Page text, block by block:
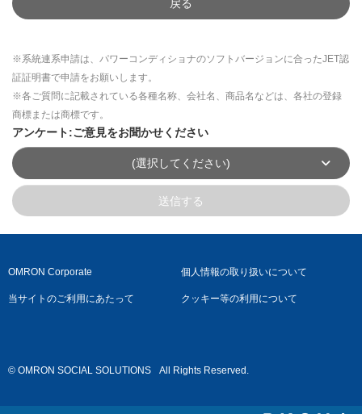
戻る
※系統連系申請は、パワーコンディショナのソフトバージョンに合ったJET認
証証明書で申請をお願いします。
※各ご質問に記載されている各種名称、会社名、商品名などは、各社の登録
商標または商標です。
アンケート:ご意見をお聞かせください
(選択してください)
送信する
OMRON Corporate 個人情報の取り扱いについて
当サイトのご利用にあたって クッキー等の利用について
© OMRON SOCIAL SOLUTIONS All Rights Reserved.